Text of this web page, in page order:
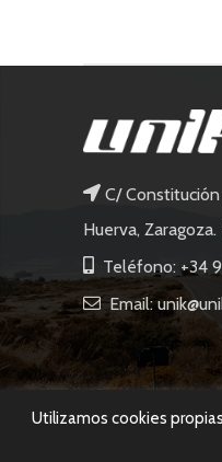
C/ Constitución
Huerva, Zaragoza.
Teléfono: +34
Email:
Utilizamos cookies